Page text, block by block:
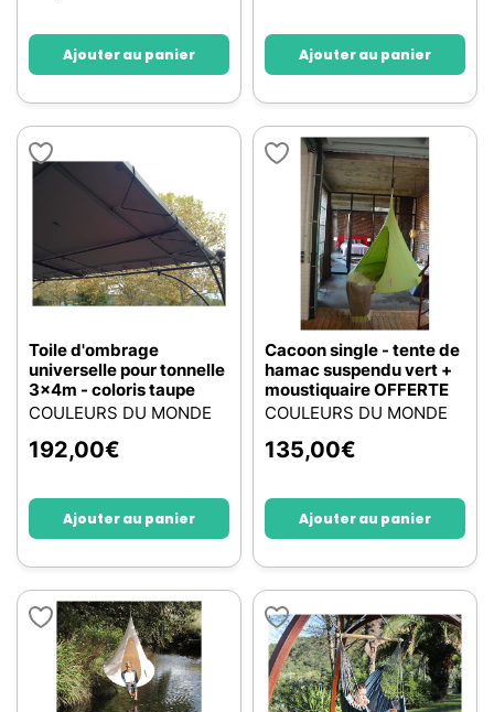
Ajouter au panier Ajouter au panier
Toile d'ombrage
universelle pour tonnelle
3x4m - coloris taupe
COULEURS DU MONDE
192,00€
Ajouter au panier
Cacoon single - tente de
hamac suspendu vert +
moustiquaire OFFERTE
COULEURS DU MONDE
135,00€
Ajouter au panier